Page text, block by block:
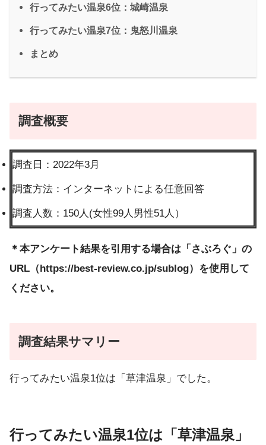
行ってみたい温泉6位：城崎温泉
行ってみたい温泉7位：鬼怒川温泉
まとめ
調査概要
調査日：2022年3月
調査方法：インターネットによる任意回答
調査人数：150人(女性99人男性51人）
＊本アンケート結果を引用する場合は「さぶろぐ」の
URL（https://best-review.co.jp/sublog）を使用して
ください。
調査結果サマリー
行ってみたい温泉1位は「草津温泉」でした。
行ってみたい温泉1位は「草津温泉」